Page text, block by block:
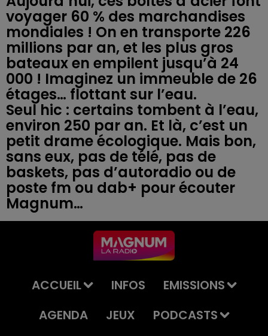
voyager 60 % des marchandises
mondiales ! On en transporte 226
millions par an, et les plus gros
bateaux en empilent jusqu’à 24
000 ! Imaginez un immeuble de 26
étages… flottant sur l’eau.
Seul hic : certains tombent à l’eau,
environ 250 par an. Et là, c’est un
petit drame écologique. Mais bon,
sans eux, pas de télé, pas de
baskets, pas d’autoradio ou de
poste fm ou dab+ pour écouter
ACCUEIL INFOS
EMISSIONS
AGENDA
JEUX
PODCASTS